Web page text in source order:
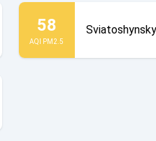
58
AQI PM2.5